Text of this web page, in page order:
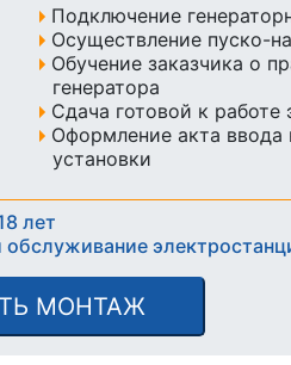
Подключение
Осуществление пуско-
Обучение заказчика о
генератора
Сдача готовой к работе
Оформление акта ввода
установки
лет
МОНТАЖ